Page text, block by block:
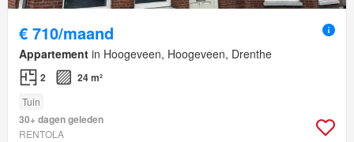
€ 710/maand
Appartement in Hoogeveen, Hoogeveen, Drenthe
2 24 m²
Tuin
30+ dagen geleden
RENTOLA